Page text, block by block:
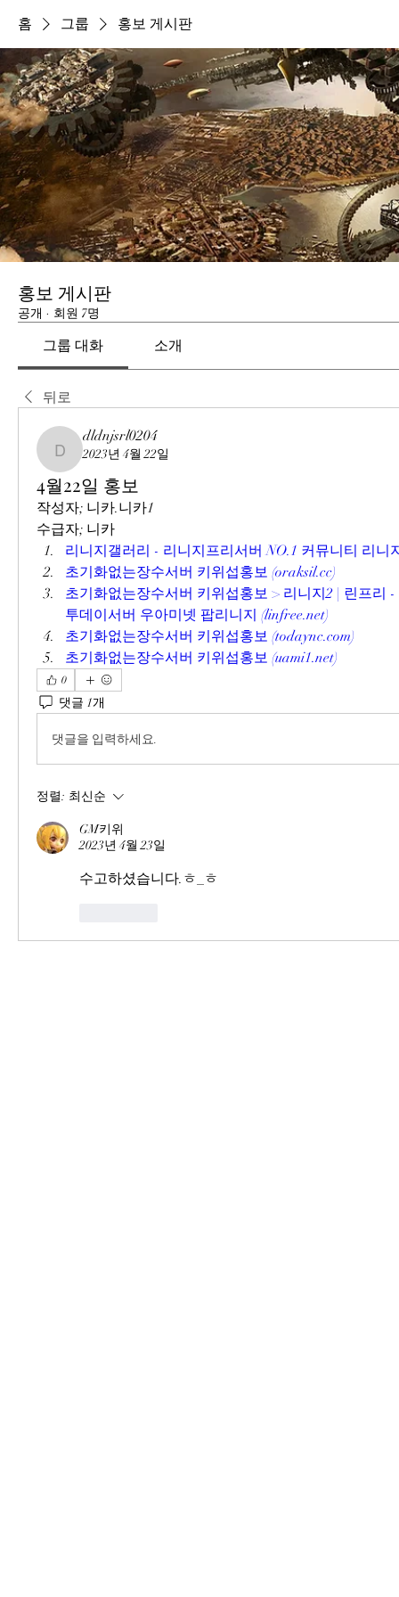
홈 그룹 홍보 게시판
홍보 게시판
공개 · 회원 7명
그룹 대화 소개
뒤로
dldnjsrl0204
dldnjsrl0204
2023년 4월 22일
4월22일 홍보
작성자; 니카.니카1
수급자; 니카
리니지갤러리 - 리니지프리서버 NO.1 커뮤니티 리니
초기화없는장수서버 키위섭홍보 (oraksil.cc)
초기화없는장수서버 키위섭홍보 > 리니지2 | 린프리
투데이서버 우아미넷 팝리니지 (linfree.net)
초기화없는장수서버 키위섭홍보 (todaync.com)
초기화없는장수서버 키위섭홍보 (uami1.net)
0
댓글 1개
댓글을 입력하세요.
정렬: 최신순
GM키위
2023년 4월 23일
수고하셨습니다.ㅎ_ㅎ